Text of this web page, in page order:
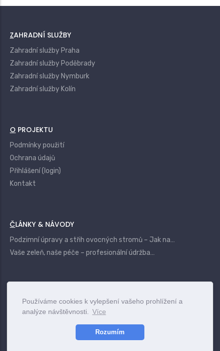
Používáme cookies k vylepšení vašeho prohlížení a
analýze návštěvnosti.
Více
Rozumím
ZAHRADNÍ SLUŽBY
Zahradní služby Praha
Zahradní služby Poděbrady
Zahradní služby Nymburk
Zahradní služby Kolín
O PROJEKTU
Podmínky použití
Ochrana údajů
Přihlášení (login)
Kontakt
ČLÁNKY & NÁVODY
Podzimní úpravy a střih ovocných stromů – Jak na…
Vaše zeleň, naše péče – profesionální údržba…
www.vszahrady.cz